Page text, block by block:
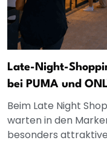
Late-Night-
bei PUMA und
Beim Late Night
warten in den
besonders